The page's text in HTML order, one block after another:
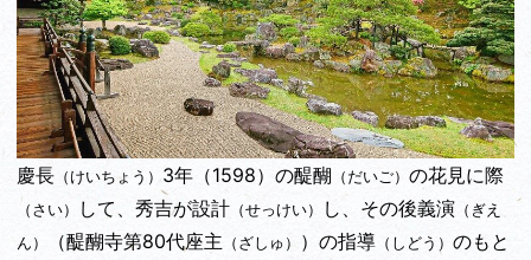
慶長 （けいちょう） 3年（1598）の醍醐 （だいご） の花見に際
（さい） して、秀吉が設計 （せっけい） し、その後義演 （ぎえ
ん）
（醍醐寺第80代座主 （ざしゅ） ）の指導 （しどう） のもと